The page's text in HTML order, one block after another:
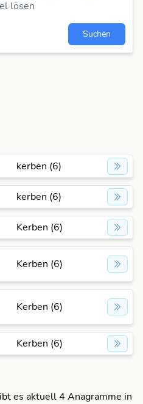
lösen
Suchen
kerben (6)
kerben (6)
Kerben (6)
Kerben (6)
Kerben (6)
Kerben (6)
es aktuell 4 Anagramme in